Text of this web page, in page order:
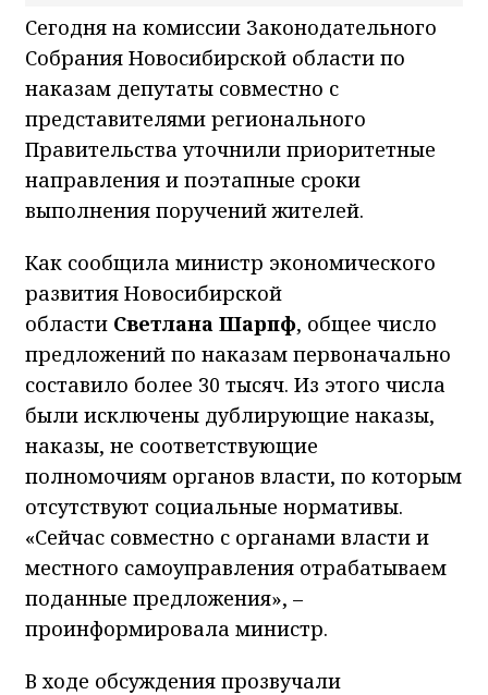
Сегодня на комиссии Законодательного
Собрания Новосибирской области по
наказам депутаты совместно с
представителями регионального
Правительства уточнили приоритетные
направления и поэтапные сроки
выполнения поручений жителей.
Как сообщила министр экономического
развития Новосибирской
области Светлана Шарпф, общее число
предложений по наказам первоначально
составило более 30 тысяч. Из этого числа
были исключены дублирующие наказы,
наказы, не соответствующие
полномочиям органов власти, по которым
отсутствуют социальные нормативы.
«Сейчас совместно с органами власти и
местного самоуправления отрабатываем
поданные предложения», –
проинформировала министр.
В ходе обсуждения прозвучали